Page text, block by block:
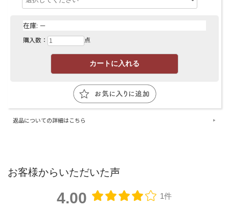
在庫: －
購入数： 点
返品についての詳細はこちら
お客様からいただいた声
4.00 1件